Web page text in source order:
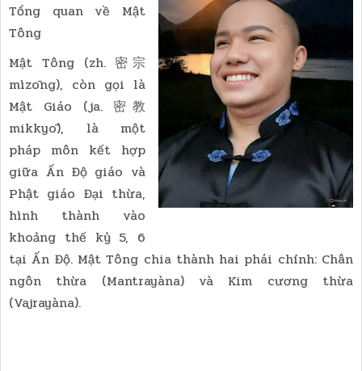
Tổng quan về Mật
Tông
Mật Tông (zh. 密宗
mìzōng), còn gọi là
Mật Giáo (ja. 密教
mikkyō), là một
pháp môn kết hợp
giữa Ấn Độ giáo và
Phật giáo Đại thừa,
hình thành vào
khoảng thế kỷ 5, 6
tại Ấn Độ. Mật Tông chia thành hai phái chính: Chân
ngôn thừa (Mantrayàna) và Kim cương thừa
(Vajrayàna).